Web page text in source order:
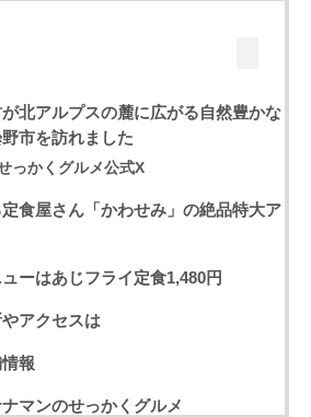
北アルプスの麓に広がる自然豊かな
市を訪れました
っかくグルメ公式X
食屋さん「かわせみ」の絶品特大ア
ーはあじフライ定食1,480円
アクセスは
報
マンのせっかくグルメ